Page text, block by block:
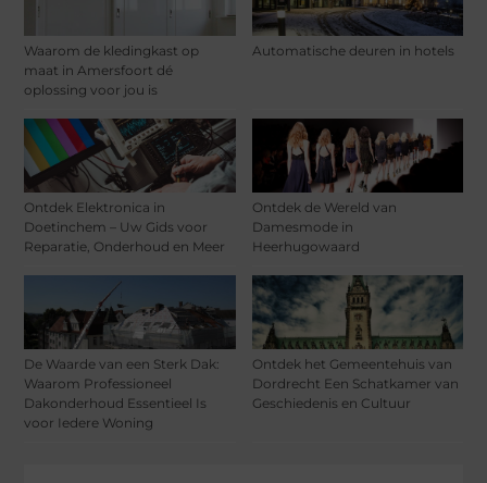
Waarom de kledingkast op
maat in Amersfoort dé
oplossing voor jou is
Automatische deuren in hotels
Ontdek Elektronica in
Doetinchem – Uw Gids voor
Reparatie, Onderhoud en Meer
Ontdek de Wereld van
Damesmode in
Heerhugowaard
De Waarde van een Sterk Dak:
Waarom Professioneel
Dakonderhoud Essentieel Is
voor Iedere Woning
Ontdek het Gemeentehuis van
Dordrecht Een Schatkamer van
Geschiedenis en Cultuur